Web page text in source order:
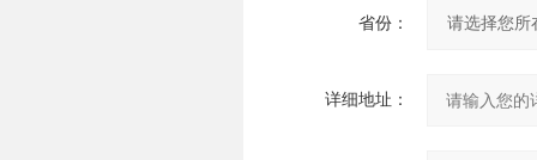
省份：
详细地址：